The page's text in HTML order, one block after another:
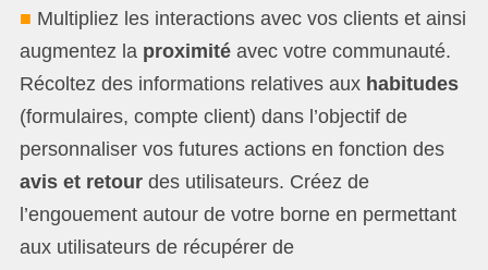
■ Multipliez les interactions avec vos clients et ainsi
augmentez la proximité avec votre communauté.
Récoltez des informations relatives aux habitudes
(formulaires, compte client) dans l’objectif de
personnaliser vos futures actions en fonction des
avis et retour des utilisateurs. Créez de
l’engouement autour de votre borne en permettant
aux utilisateurs de récupérer de